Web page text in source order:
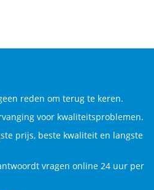
reden om terug te keren.
voor kwaliteitsproblemen.
prijs, beste kwaliteit en langste
vragen online 24 uur per